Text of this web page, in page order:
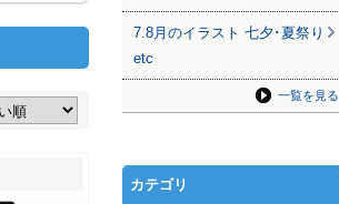
7.8月のイラスト 七夕･夏祭り
etc
一覧を見る
カテゴリ